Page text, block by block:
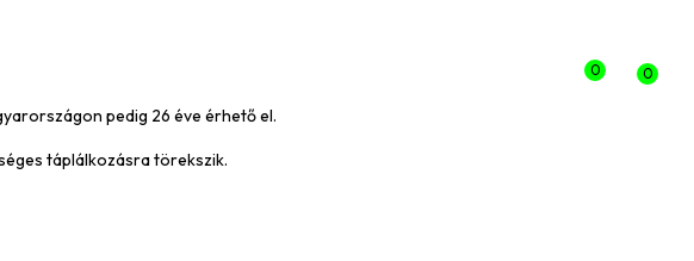
0 0
pedig 26 éve érhető el.
táplálkozásra törekszik.